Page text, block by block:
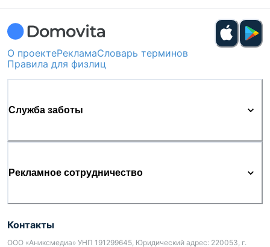
О проектеРекламаСловарь терминов
Правила для физлиц
Служба заботы
Рекламное сотрудничество
Контакты
ООО «Аниксмедиа» УНП 191299645, Юридический адрес: 220053, г.